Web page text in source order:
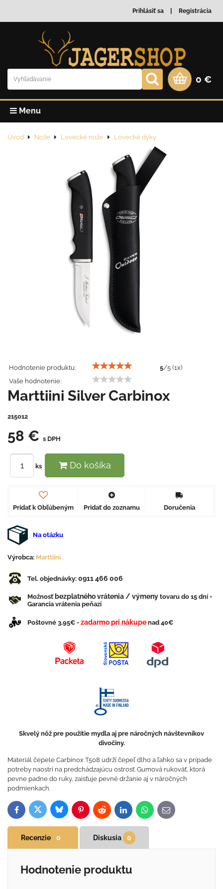
Prihlásiť sa Registrácia
0 €
Menu
Úvod Nože Lovecké nože Lovecké dýky
Hodnotenie produktu: 5/5 (1x)
Vaše hodnotenie:
Marttiini Silver Carbinox
215012
58 € s DPH
ks Do košíka
Pridať k Obľúbeným Pridať do zoznamu Doručenia
Na otázku
Výrobca: Marttiini
Tel. objednávky: 0911 466 006
Možnosťbezplatného vrátenia / výmeny tovaru do 15 dní -
Garancia vrátenia peňazí
Poštovné 3,95€ - zadarmo pri nákupe nad 40€
Skvelý nôž pre použitie mydla aj pre náročných návštevníkov
divočiny.
Materiál čepele Carbinox T508 udrží čepeľ dlho a ľahko sa v prípade
potreby naostrí na predchádzajúcu ostrosť. Gumová rukoväť, ktorá
pevne padne do ruky, zaisťuje pevné držanie aj v náročných
podmienkach.
FacebookTwitterBlueskyPinterestReddit LinkedInWhatsApp
E-
mail
Recenzie 0 Diskusia 0
Hodnotenie produktu